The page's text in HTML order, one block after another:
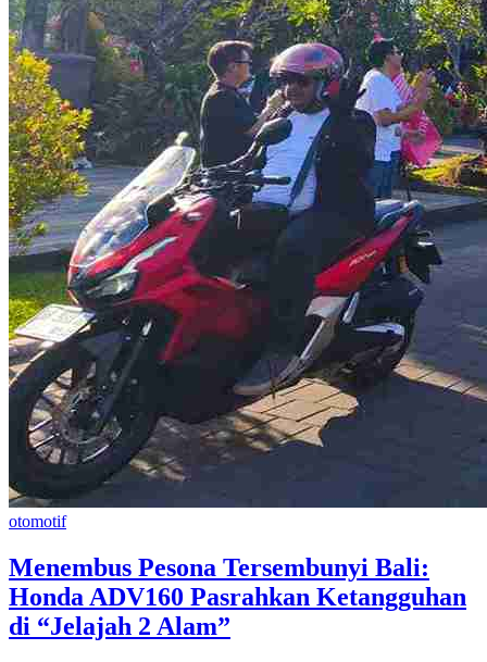
otomotif
Menembus Pesona Tersembunyi Bali:
Honda ADV160 Pasrahkan Ketangguhan
di “Jelajah 2 Alam”